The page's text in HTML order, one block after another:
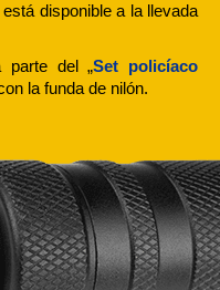
disponible a la llevada
parte del „Set policíaco
la funda de nilón.